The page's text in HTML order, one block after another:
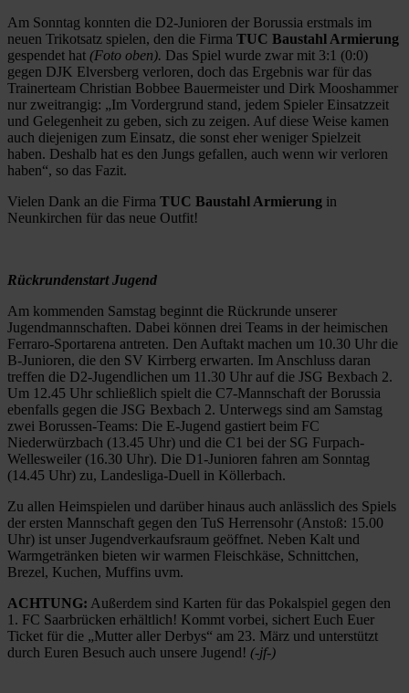
Am Sonntag konnten die D2-Junioren der Borussia erstmals im
neuen Trikotsatz spielen, den die Firma TUC Baustahl Armierung
gespendet hat (Foto oben). Das Spiel wurde zwar mit 3:1 (0:0)
gegen DJK Elversberg verloren, doch das Ergebnis war für das
Trainerteam Christian Bobbee Bauermeister und Dirk Mooshammer
nur zweitrangig: „Im Vordergrund stand, jedem Spieler Einsatzzeit
und Gelegenheit zu geben, sich zu zeigen. Auf diese Weise kamen
auch diejenigen zum Einsatz, die sonst eher weniger Spielzeit
haben. Deshalb hat es den Jungs gefallen, auch wenn wir verloren
haben“, so das Fazit.
Vielen Dank an die Firma TUC Baustahl Armierung in
Neunkirchen für das neue Outfit!
Rückrundenstart Jugend
Am kommenden Samstag beginnt die Rückrunde unserer
Jugendmannschaften. Dabei können drei Teams in der heimischen
Ferraro-Sportarena antreten. Den Auftakt machen um 10.30 Uhr die
B-Junioren, die den SV Kirrberg erwarten. Im Anschluss daran
treffen die D2-Jugendlichen um 11.30 Uhr auf die JSG Bexbach 2.
Um 12.45 Uhr schließlich spielt die C7-Mannschaft der Borussia
ebenfalls gegen die JSG Bexbach 2. Unterwegs sind am Samstag
zwei Borussen-Teams: Die E-Jugend gastiert beim FC
Niederwürzbach (13.45 Uhr) und die C1 bei der SG Furpach-
Wellesweiler (16.30 Uhr). Die D1-Junioren fahren am Sonntag
(14.45 Uhr) zu, Landesliga-Duell in Köllerbach.
Zu allen Heimspielen und darüber hinaus auch anlässlich des Spiels
der ersten Mannschaft gegen den TuS Herrensohr (Anstoß: 15.00
Uhr) ist unser Jugendverkaufsraum geöffnet. Neben Kalt und
Warmgetränken bieten wir warmen Fleischkäse, Schnittchen,
Brezel, Kuchen, Muffins uvm.
ACHTUNG: Außerdem sind Karten für das Pokalspiel gegen den
1. FC Saarbrücken erhältlich! Kommt vorbei, sichert Euch Euer
Ticket für die „Mutter aller Derbys“ am 23. März und unterstützt
durch Euren Besuch auch unsere Jugend! (-jf-)